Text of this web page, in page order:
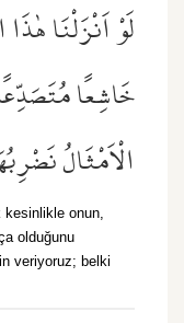
لَوْ اَنْزَلْنَا
خَاشِعًا
الْاَمْثَالُ
kesinlikle onun,
olduğunu
veriyoruz; belki